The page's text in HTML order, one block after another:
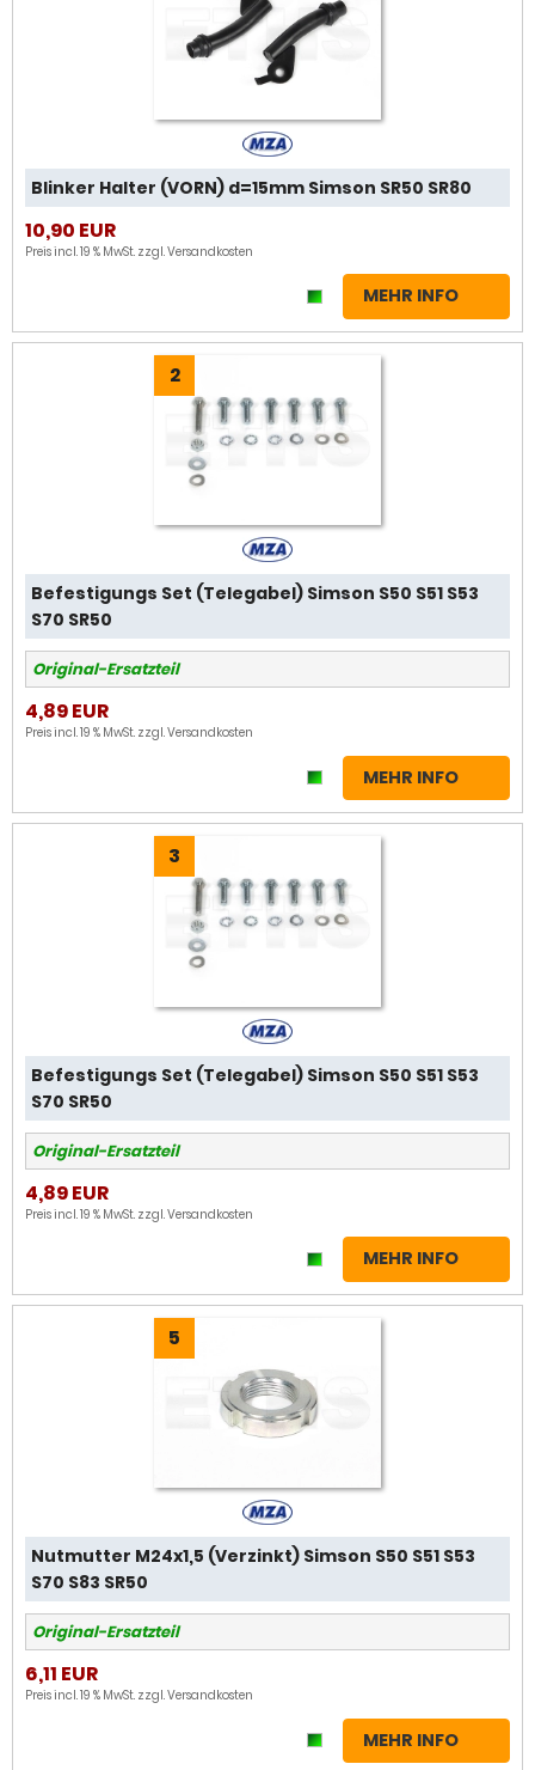
Blinker Halter (VORN) d=15mm Simson SR50 SR80
10,90 EUR
Preis incl. 19 % MwSt. zzgl.Versandkosten
MEHR INFO
2
Befestigungs Set (Telegabel) Simson S50 S51 S53
S70 SR50
Original-Ersatzteil
4,89 EUR
Preis incl. 19 % MwSt. zzgl.Versandkosten
MEHR INFO
3
Befestigungs Set (Telegabel) Simson S50 S51 S53
S70 SR50
Original-Ersatzteil
4,89 EUR
Preis incl. 19 % MwSt. zzgl.Versandkosten
MEHR INFO
5
Nutmutter M24x1,5 (Verzinkt) Simson S50 S51 S53
S70 S83 SR50
Original-Ersatzteil
6,11 EUR
Preis incl. 19 % MwSt. zzgl.Versandkosten
MEHR INFO